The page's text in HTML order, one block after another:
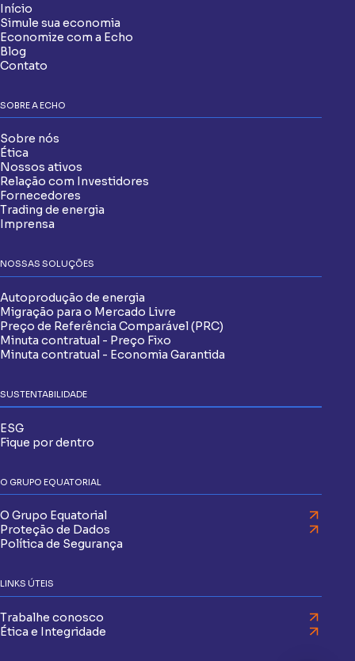
Início
Simule sua economia
Economize com a Echo
Blog
Contato
SOBRE A ECHO
Sobre nós
Ética
Nossos ativos
Relação com Investidores
Fornecedores
Trading de energia
Imprensa
NOSSAS SOLUÇÕES
Autoprodução de energia
Migração para o Mercado Livre
Preço de Referência Comparável (PRC)
Minuta contratual - Preço Fixo
Minuta contratual - Economia Garantida
SUSTENTABILIDADE
ESG
Fique por dentro
O GRUPO EQUATORIAL
O Grupo Equatorial
Proteção de Dados
Política de Segurança
LINKS ÚTEIS
Trabalhe conosco
Ética e Integridade